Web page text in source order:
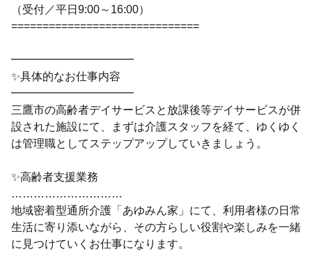
（受付／平日9:00～16:00）
==============================
━━━━━━━━━━━
✨具体的なお仕事内容
━━━━━━━━━━━
三鷹市の高齢者デイサービスと放課後等デイサービスが併
設された施設にて、まずは介護スタッフを経て、ゆくゆく
は管理職としてステップアップしていきましょう。
✨高齢者支援業務
…………………………
地域密着型通所介護「あゆみん家」にて、利用者様の日常
生活に寄り添いながら、その方らしい役割や楽しみを一緒
に見つけていくお仕事になります。